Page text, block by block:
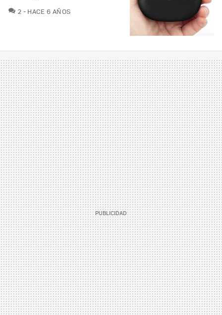
2 COMENTARIOS
HACE 6 AÑOS